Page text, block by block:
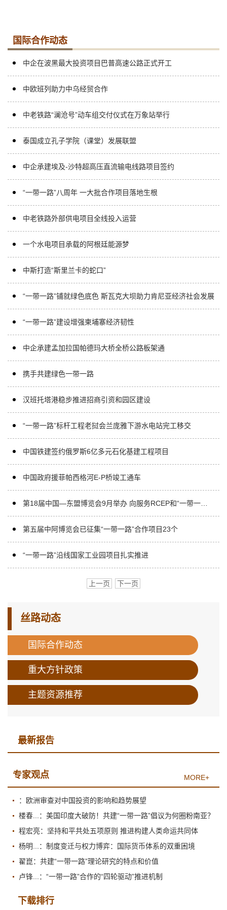
国际合作动态
中企在波黑最大投资项目巴普高速公路正式开工
中欧班列助力中乌经贸合作
中老铁路“澜沧号”动车组交付仪式在万象站举行
泰国成立孔子学院（课堂）发展联盟
中企承建埃及-沙特超高压直流输电线路项目签约
“一带一路”八周年 一大批合作项目落地生根
中老铁路外部供电项目全线投入运营
一个水电项目承载的阿根廷能源梦
中斯打造“斯里兰卡的蛇口”
“一带一路”铺就绿色底色 斯瓦克大坝助力肯尼亚经济社会发展
“一带一路”建设增强柬埔寨经济韧性
中企承建孟加拉国帕德玛大桥全桥公路板架通
携手共建绿色一带一路
汉班托塔港稳步推进招商引资和园区建设
“一带一路”标杆工程老挝会兰庞雅下游水电站完工移交
中国铁建签约俄罗斯6亿多元石化基建工程项目
中国政府援菲帕西格河E-P桥竣工通车
第18届中国—东盟博览会9月举办 向服务RCEP和“一带一路”拓展
第五届中阿博览会已征集“一带一路”合作项目23个
“一带一路”沿线国家工业园项目扎实推进
上一页 下一页
丝路动态
国际合作动态
重大方针政策
主题资源推荐
最新报告
专家观点 MORE+
：欧洲审查对中国投资的影响和趋势展望
楼春...：美国印度大破防！共建“一带一路”倡议为何圈粉南亚？
程宏亮：坚持和平共处五项原则 推进构建人类命运共同体
杨明...：制度变迁与权力博弈：国际货币体系的双重困境
翟崑：共建“一带一路”理论研究的特点和价值
卢锋...：“一带一路”合作的“四轮驱动”推进机制
下载排行